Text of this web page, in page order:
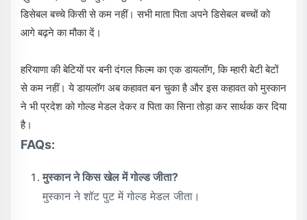
डिसेबल बच्चे किसी से कम नहीं। सभी माता पिता अपने डिसेबल बच्चों को
आगे बढ़ने का मौका दें।
हरियाणा की बेटियों पर बनी दंगल फिल्म का एक डायलॉग, कि म्हारी बेटी बेटों
से कम नहीं। ये डायलॉग अब कहावत बन चुका है और इस कहावत को मुस्कान
ने भी प्रदेश को गोल्ड मेडल देकर व पिता का सिना तोड़ा कर सार्थक कर दिया
है।
FAQs:
मुस्कान ने किस खेल में गोल्ड जीता?
मुस्कान ने शॉट पुट में गोल्ड मेडल जीता।